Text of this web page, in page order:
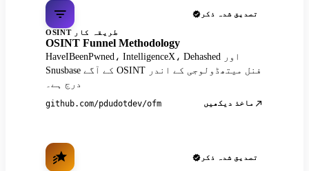
تصدیق شدہ ذکر
OSINT طریقہ کار
OSINT Funnel Methodology
HaveIBeenPwned، IntelligenceX، Dehashed اور
Snusbase کے آگے OSINT فنل میتھڈولوجی کے اندر
درج ہے۔
github.com/pdudotdev/ofm ماخذ دیکھیں
تصدیق شدہ ذکر